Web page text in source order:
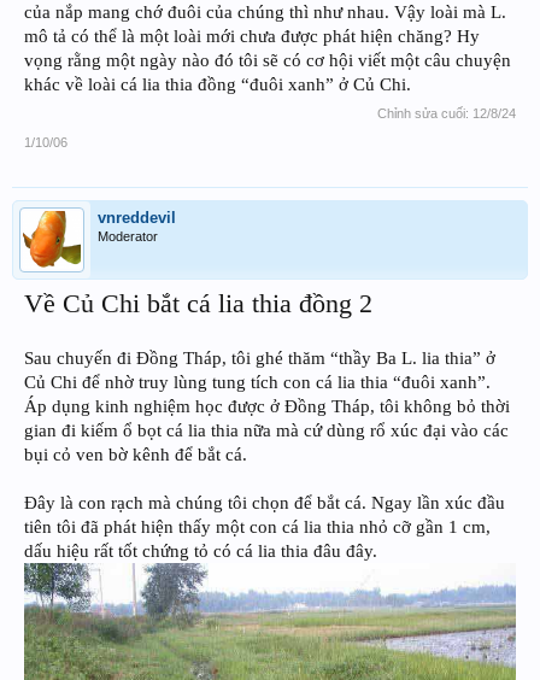
của nắp mang chớ đuôi của chúng thì như nhau. Vậy loài mà L.
mô tả có thể là một loài mới chưa được phát hiện chăng? Hy
vọng rằng một ngày nào đó tôi sẽ có cơ hội viết một câu chuyện
khác về loài cá lia thia đồng “đuôi xanh” ở Củ Chi.
Chỉnh sửa cuối: 12/8/24
1/10/06
vnreddevil
Moderator
Về Củ Chi bắt cá lia thia đồng 2
Sau chuyến đi Đồng Tháp, tôi ghé thăm “thầy Ba L. lia thia” ở
Củ Chi để nhờ truy lùng tung tích con cá lia thia “đuôi xanh”.
Áp dụng kinh nghiệm học được ở Đồng Tháp, tôi không bỏ thời
gian đi kiếm ổ bọt cá lia thia nữa mà cứ dùng rổ xúc đại vào các
bụi cỏ ven bờ kênh để bắt cá.
Đây là con rạch mà chúng tôi chọn để bắt cá. Ngay lần xúc đầu
tiên tôi đã phát hiện thấy một con cá lia thia nhỏ cỡ gần 1 cm,
dấu hiệu rất tốt chứng tỏ có cá lia thia đâu đây.